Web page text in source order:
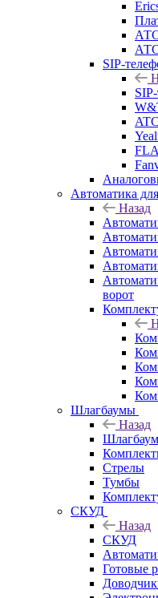
SIP-
Автоматика
Назад
ворот
Шлагбаумы
Назад
Стрелы
Тумбы
СКУД
Назад
СКУД
Готовые